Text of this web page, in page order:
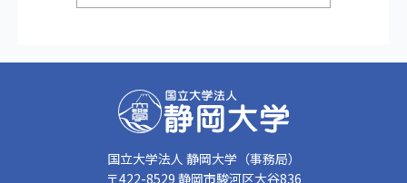
国立大学法人 静岡大学（事務局）
〒422-8529 静岡市駿河区大谷836